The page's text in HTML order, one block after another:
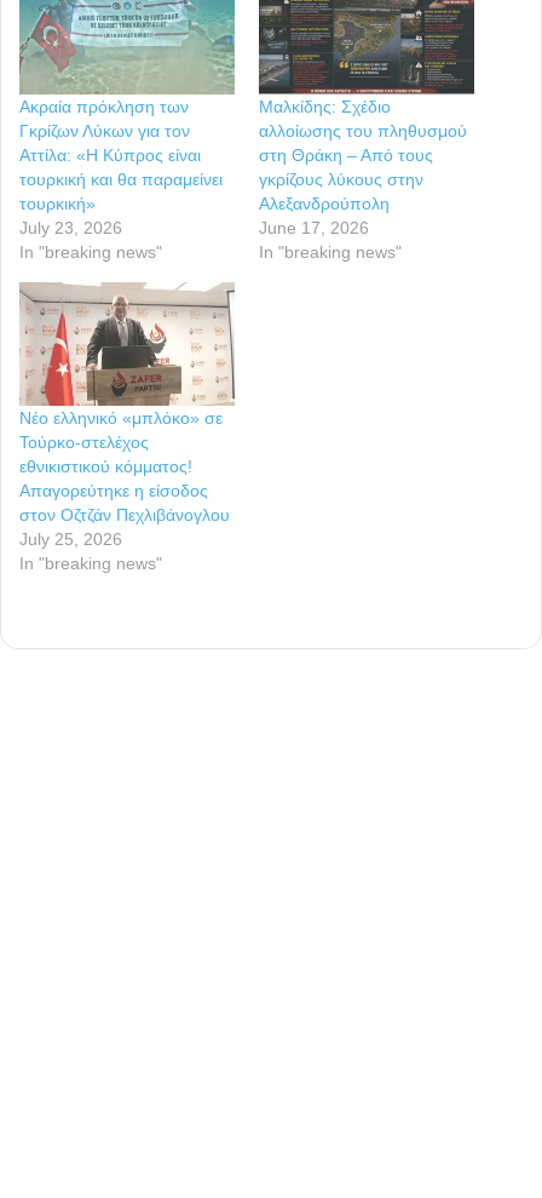
Ακραία πρόκληση των
Γκρίζων Λύκων για τον
Αττίλα: «Η Κύπρος είναι
τουρκική και θα παραμείνει
τουρκική»
July 23, 2026
In "breaking news"
Μαλκίδης: Σχέδιο
αλλοίωσης του πληθυσμού
στη Θράκη – Από τους
γκρίζους λύκους στην
Αλεξανδρούπολη
June 17, 2026
In "breaking news"
Νέο ελληνικό «μπλόκο» σε
Τούρκο-στελέχος
εθνικιστικού κόμματος!
Απαγορεύτηκε η είσοδος
στον Οζτζάν Πεχλιβάνογλου
July 25, 2026
In "breaking news"